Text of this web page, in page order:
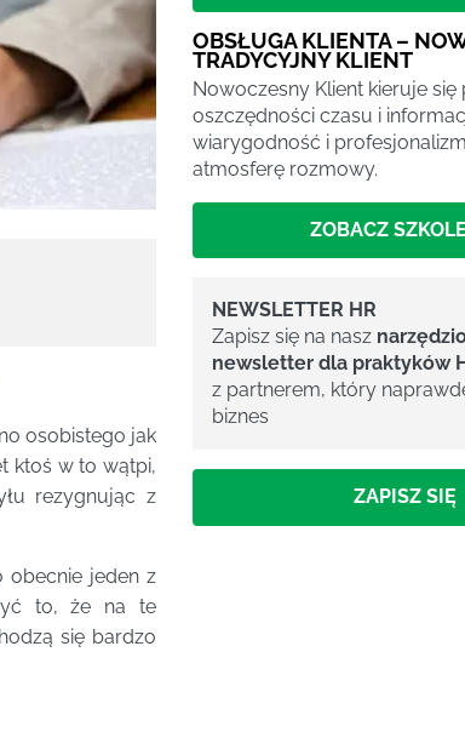
osobistego jak
ktoś w to wątpi,
rezygnując z
obecnie jeden z
to, że na te
się bardzo
OBSŁUGA KLIENTA –
TRADYCYJNY KLIENT
Nowoczesny Klient kieruje się
oszczędności czasu i
wiarygodność i
atmosferę rozmowy.
ZOBACZ
NEWSLETTER HR
Zapisz się na nasz
newsletter dla praktyków
z partnerem, który
biznes
ZAPISZ SIĘ